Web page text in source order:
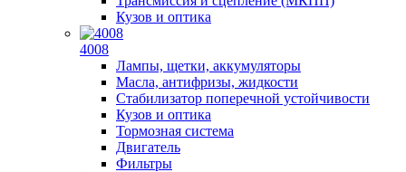
Кузов и оптика
4008
Лампы, щетки, аккумуляторы
Масла, антифризы, жидкости
Стабилизатор поперечной устойчивости
Кузов и оптика
Тормозная система
Двигатель
Фильтры